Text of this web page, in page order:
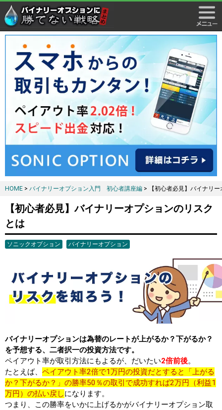
HOME > バイナリーオプション入門 初心者講座編 > 【初心者必見】バイナリ
【初心者必見】バイナリーオプションのリスク
とは
ソニックオプション バイナリーオプション
バイナリーオプションは為替のレートが上がるか？下がるか？
を予想する、二者択一の投資方法です。
ペイアウト率が取引方法にもよるが、だいたい2倍前後。
たとえば、 ペイアウト率2倍で1万円の投資だとすると「上がる
か？下がるか？」の勝率50％の取引で成功すれば2万円（利益1
万円）の払い戻しになります。
つまり、この勝率をいかに上げるかがバイナリーオプション取